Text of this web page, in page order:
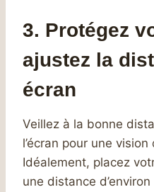
3. Protégez
ajustez la
écran
Veillez à la bonne
l’écran pour une
Idéalement, placez
une distance